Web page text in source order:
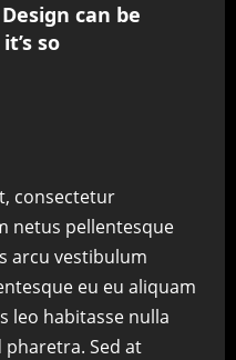
can be
so
consectetur
netus pellentesque
arcu vestibulum
eu eu aliquam
leo habitasse nulla
Sed at